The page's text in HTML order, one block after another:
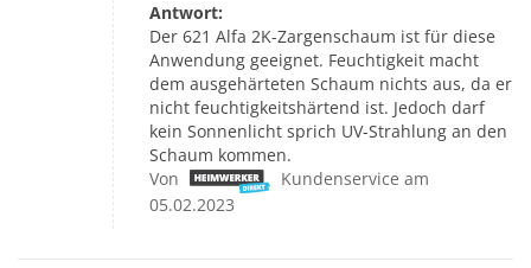
Antwort:
Der 621 Alfa 2K-Zargenschaum ist für diese
Anwendung geeignet. Feuchtigkeit macht
dem ausgehärteten Schaum nichts aus, da er
nicht feuchtigkeitshärtend ist. Jedoch darf
kein Sonnenlicht sprich UV-Strahlung an den
Schaum kommen.
Von
Kundenservice am
05.02.2023